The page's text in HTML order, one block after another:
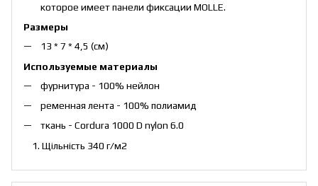
которое имеет панели фиксации MOLLE.
Размеры
13 * 7 * 4,5 (см)
Используемые материалы
фурнитура - 100% нейлон
ременная лента - 100% полиамид
ткань - Cordura 1000 D nylon 6.0
Щільність 340 г/м2